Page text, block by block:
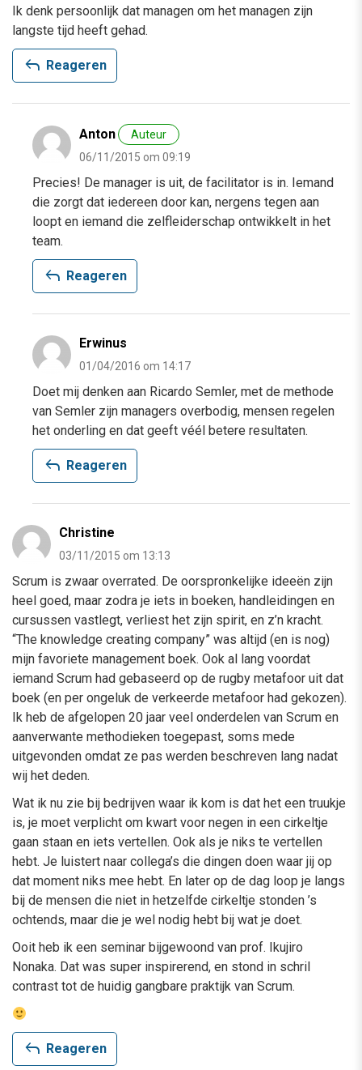
Ik denk persoonlijk dat managen om het managen zijn
langste tijd heeft gehad.
reply Reageren
Anton
Auteur
06/11/2015 om 09:19
Precies! De manager is uit, de facilitator is in. Iemand
die zorgt dat iedereen door kan, nergens tegen aan
loopt en iemand die zelfleiderschap ontwikkelt in het
team.
reply Reageren
Erwinus
01/04/2016 om 14:17
Doet mij denken aan Ricardo Semler, met de methode
van Semler zijn managers overbodig, mensen regelen
het onderling en dat geeft véél betere resultaten.
reply Reageren
Christine
03/11/2015 om 13:13
Scrum is zwaar overrated. De oorspronkelijke ideeën zijn
heel goed, maar zodra je iets in boeken, handleidingen en
cursussen vastlegt, verliest het zijn spirit, en z’n kracht.
“The knowledge creating company” was altijd (en is nog)
mijn favoriete management boek. Ook al lang voordat
iemand Scrum had gebaseerd op de rugby metafoor uit dat
boek (en per ongeluk de verkeerde metafoor had gekozen).
Ik heb de afgelopen 20 jaar veel onderdelen van Scrum en
aanverwante methodieken toegepast, soms mede
uitgevonden omdat ze pas werden beschreven lang nadat
wij het deden.
Wat ik nu zie bij bedrijven waar ik kom is dat het een truukje
is, je moet verplicht om kwart voor negen in een cirkeltje
gaan staan en iets vertellen. Ook als je niks te vertellen
hebt. Je luistert naar collega’s die dingen doen waar jij op
dat moment niks mee hebt. En later op de dag loop je langs
bij de mensen die niet in hetzelfde cirkeltje stonden ’s
ochtends, maar die je wel nodig hebt bij wat je doet.
Ooit heb ik een seminar bijgewoond van prof. Ikujiro
Nonaka. Dat was super inspirerend, en stond in schril
contrast tot de huidig gangbare praktijk van Scrum.
reply Reageren